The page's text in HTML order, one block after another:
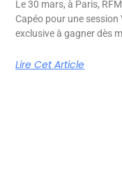
Le 30 mars, à Paris,
Capéo pour une
exclusive à gagner dès
Lire Cet Article